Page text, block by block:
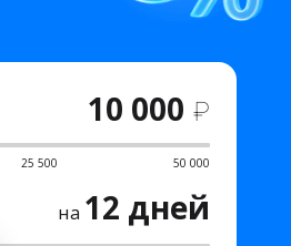
10 000 ₽
25 500 50 000
на 12 дней